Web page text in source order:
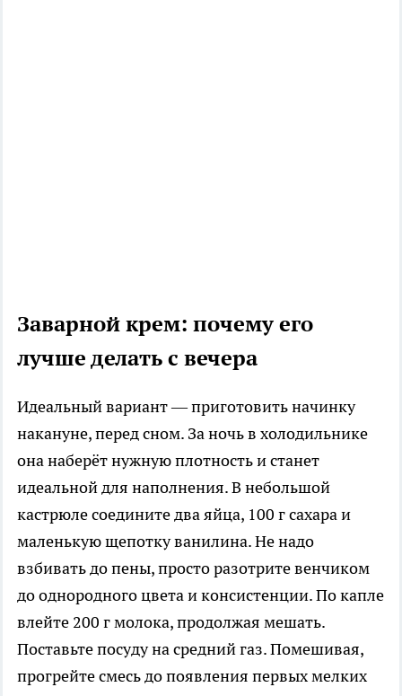
Заварной крем: почему его
лучше делать с вечера
Идеальный вариант — приготовить начинку
накануне, перед сном. За ночь в холодильнике
она наберёт нужную плотность и станет
идеальной для наполнения. В небольшой
кастрюле соедините два яйца, 100 г сахара и
маленькую щепотку ванилина. Не надо
взбивать до пены, просто разотрите венчиком
до однородного цвета и консистенции. По капле
влейте 200 г молока, продолжая мешать.
Поставьте посуду на средний газ. Помешивая,
прогрейте смесь до появления первых мелких